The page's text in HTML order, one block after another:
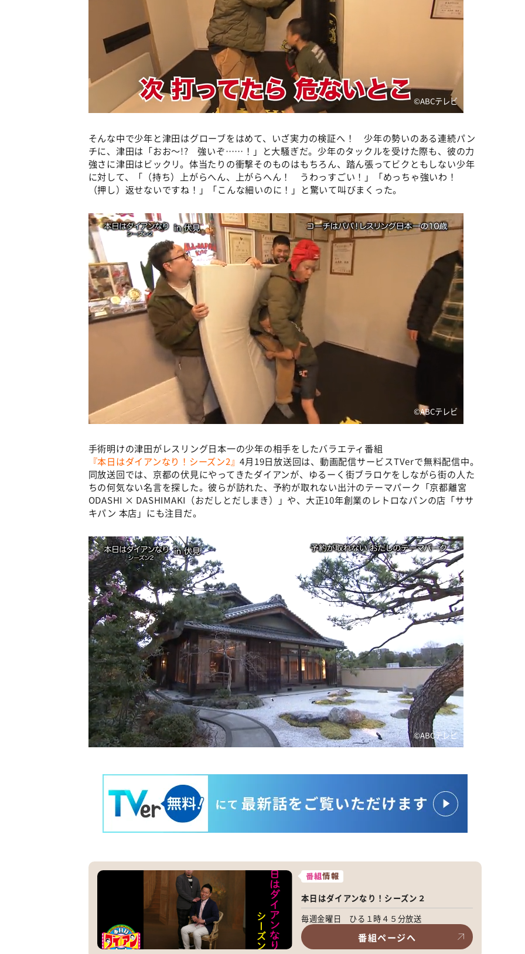
©️ABCテレビ
そんな中で少年と津田はグローブをはめて、いざ実力の検証へ！ 少年の勢いのある連続パン
チに、津田は「おお～!? 強いぞ……！」と大騒ぎだ。少年のタックルを受けた際も、彼の力
強さに津田はビックリ。体当たりの衝撃そのものはもちろん、踏ん張ってビクともしない少年
に対して、「（持ち）上がらへん、上がらへん！ うわっすごい！」「めっちゃ強いわ！
（押し）返せないですね！」「こんな細いのに！」と驚いて叫びまくった。
©️ABCテレビ
手術明けの津田がレスリング日本一の少年の相手をしたバラエティ番組
『本日はダイアンなり！シーズン2』4月19日放送回は、動画配信サービスTVerで無料配信中。
同放送回では、京都の伏見にやってきたダイアンが、ゆるーく街ブラロケをしながら街の人た
ちの何気ない名言を探した。彼らが訪れた、予約が取れない出汁のテーマパーク「京都離宮
ODASHI × DASHIMAKI（おだしとだしまき）」や、大正10年創業のレトロなパンの店「ササ
キパン 本店」にも注目だ。
©️ABCテレビ
番組情報
本日はダイアンなり！シーズン２
毎週金曜日 ひる１時４５分放送
番組ページへ